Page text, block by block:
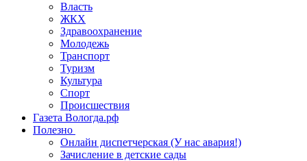
Власть
ЖКХ
Здравоохранение
Молодежь
Транспорт
Туризм
Культура
Спорт
Происшествия
Газета Вологда.рф
Полезно
Онлайн диспетчерская (У нас авария!)
Зачисление в детские сады